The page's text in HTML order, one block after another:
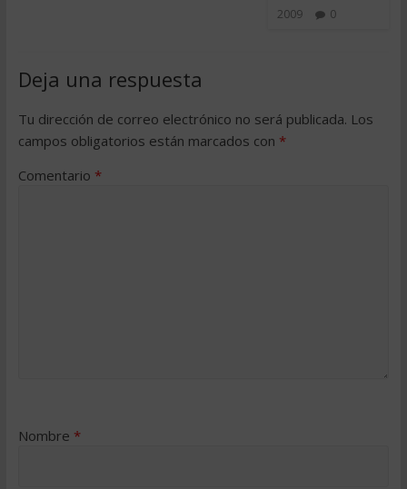
2009
0
Deja una respuesta
Tu dirección de correo electrónico no será publicada. Los
campos obligatorios están marcados con *
Comentario *
Nombre *